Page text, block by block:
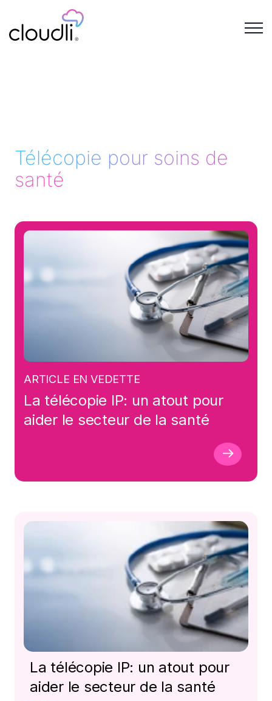
Télécopie pour soins de
santé
ARTICLE EN VEDETTE
La télécopie IP: un atout pour
aider le secteur de la santé
La télécopie IP: un atout pour
aider le secteur de la santé